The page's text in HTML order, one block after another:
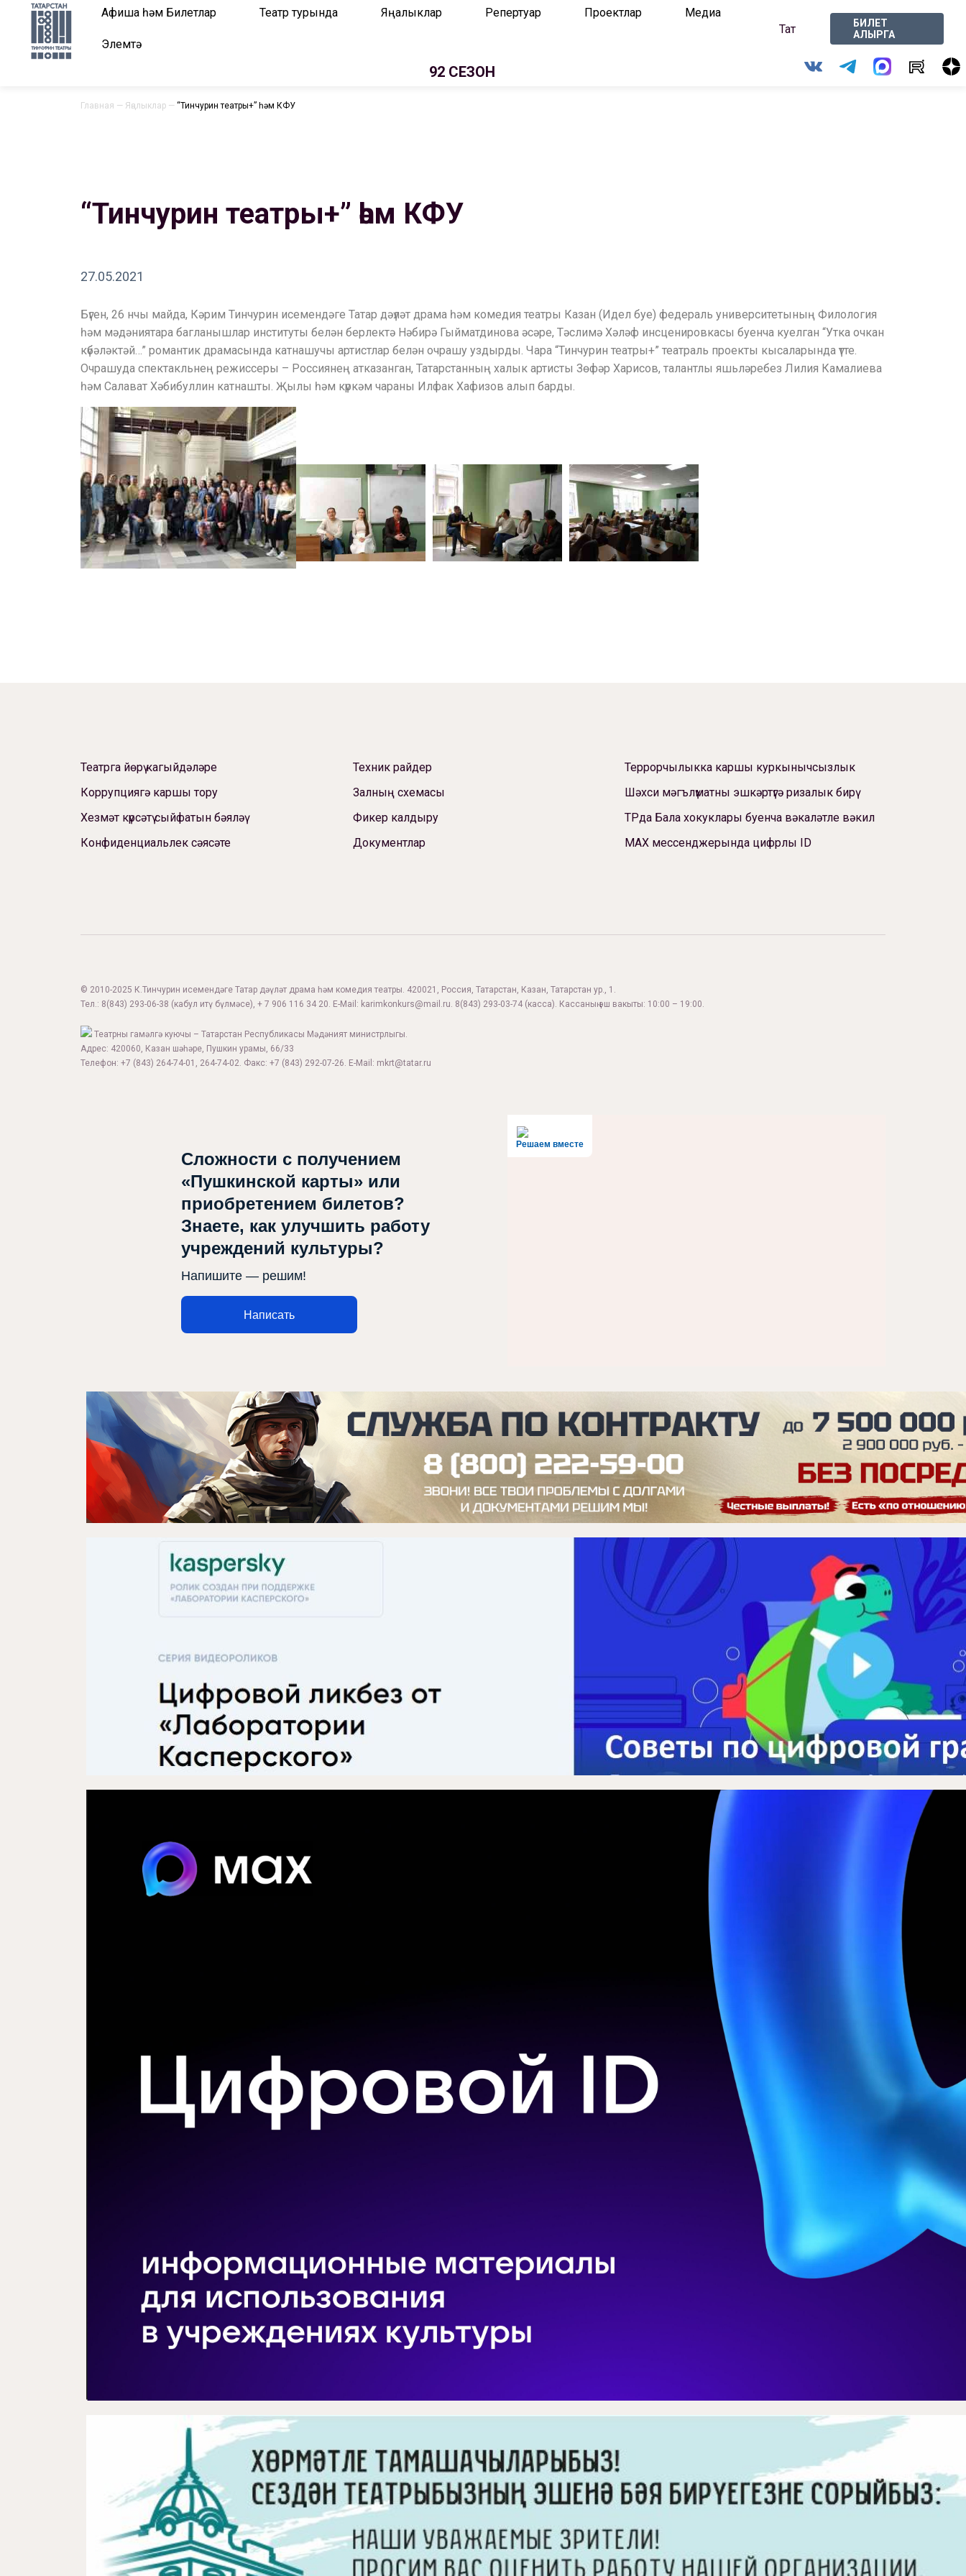
Афиша һәм Билетлар Театр турында Яңалыклар Репертуар Проектлар Медиа
Элемтә
Тат
БИЛЕТ
АЛЫРГА
92 СЕЗОН
Театр турында
Репертуар
Проектлар
Медиа
Элемтә
Главная — Яңалыклар — “Тинчурин театры+” һәм КФУ
“Тинчурин театры+” һәм КФУ
27.05.2021
Бүген, 26 нчы майда, Кәрим Тинчурин исемендәге Татар дәүләт драма һәм комедия театры Казан (Идел буе) федераль университетының Филология
һәм мәдәниятара багланышлар институты белән берлектә Нәбирә Гыйматдинова әсәре, Тәслимә Хәләф инсценировкасы буенча куелган “Утка очкан
күбәләктәй…” романтик драмасында катнашучы артистлар белән очрашу уздырды. Чара “Тинчурин театры+” театраль проекты кысаларында үтте.
Очрашуда спектакльнең режиссеры – Россиянең атказанган, Татарстанның халык артисты Зөфәр Харисов, талантлы яшьләребез Лилия Камалиева
һәм Салават Хәбибуллин катнашты. Җылы һәм күркәм чараны Илфак Хафизов алып барды.
Театрга йөрү кагыйдәләре
Коррупциягә каршы тору
Хезмәт күрсәтү сыйфатын бәяләү
Конфиденциальлек сәясәте
Техник райдер
Залның схемасы
Фикер калдыру
Документлар
Террорчылыкка каршы куркынычсызлык
Шәхси мәгълүматны эшкәртүгә ризалык бирү
ТРда Бала хокуклары буенча вәкаләтле вәкил
МАХ мессенджерында цифрлы ID
© 2010-2025 К.Тинчурин исемендәге Татар дәүләт драма һәм комедия театры. 420021, Россия, Татарстан, Казан, Татарстан ур., 1.
Тел.: 8(843) 293-06-38 (кабул итү бүлмәсе), + 7 906 116 34 20. E-Mail: karimkonkurs@mail.ru. 8(843) 293-03-74 (касса). Кассаның эш вакыты: 10:00 – 19:00.
Театрны гамәлгә куючы – Татарстан Республикасы Мәдәният министрлыгы.
Адрес: 420060, Казан шәһәре, Пушкин урамы, 66/33
Телефон: +7 (843) 264-74-01, 264-74-02. Факс: +7 (843) 292-07-26. E-Mail: mkrt@tatar.ru
Решаем вместе
Сложности с получением
«Пушкинской карты» или
приобретением билетов?
Знаете, как улучшить работу
учреждений культуры?
Напишите — решим!
Написать